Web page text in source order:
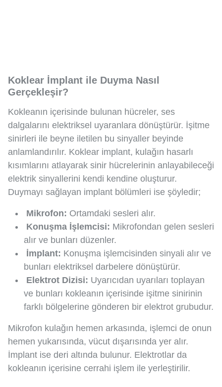
Koklear İmplant ile Duyma Nasıl
Gerçekleşir?
Kokleanın içerisinde bulunan hücreler, ses
dalgalarını elektriksel uyaranlara dönüştürür. İşitme
sinirleri ile beyne iletilen bu sinyaller beyinde
anlamlandırılır. Koklear implant, kulağın hasarlı
kısımlarını atlayarak sinir hücrelerinin anlayabileceği
elektrik sinyallerini kendi kendine oluşturur.
Duymayı sağlayan implant bölümleri ise şöyledir;
Mikrofon: Ortamdaki sesleri alır.
Konuşma İşlemcisi: Mikrofondan gelen sesleri
alır ve bunları düzenler.
İmplant: Konuşma işlemcisinden sinyali alır ve
bunları elektriksel darbelere dönüştürür.
Elektrot Dizisi: Uyarıcıdan uyarıları toplayan
ve bunları kokleanın içerisinde işitme sinirinin
farklı bölgelerine gönderen bir elektrot grubudur.
Mikrofon kulağın hemen arkasında, işlemci de onun
hemen yukarısında, vücut dışarısında yer alır.
İmplant ise deri altında bulunur. Elektrotlar da
kokleanın içerisine cerrahi işlem ile yerleştirilir.